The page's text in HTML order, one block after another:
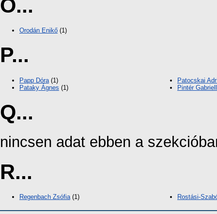
O...
Orodán Enikő (1)
P...
Papp Dóra (1)
Pataky Ágnes (1)
Patocskai
Pintér
Q...
nincsen adat ebben a
R...
Regenbach Zsófia (1) Rostási-